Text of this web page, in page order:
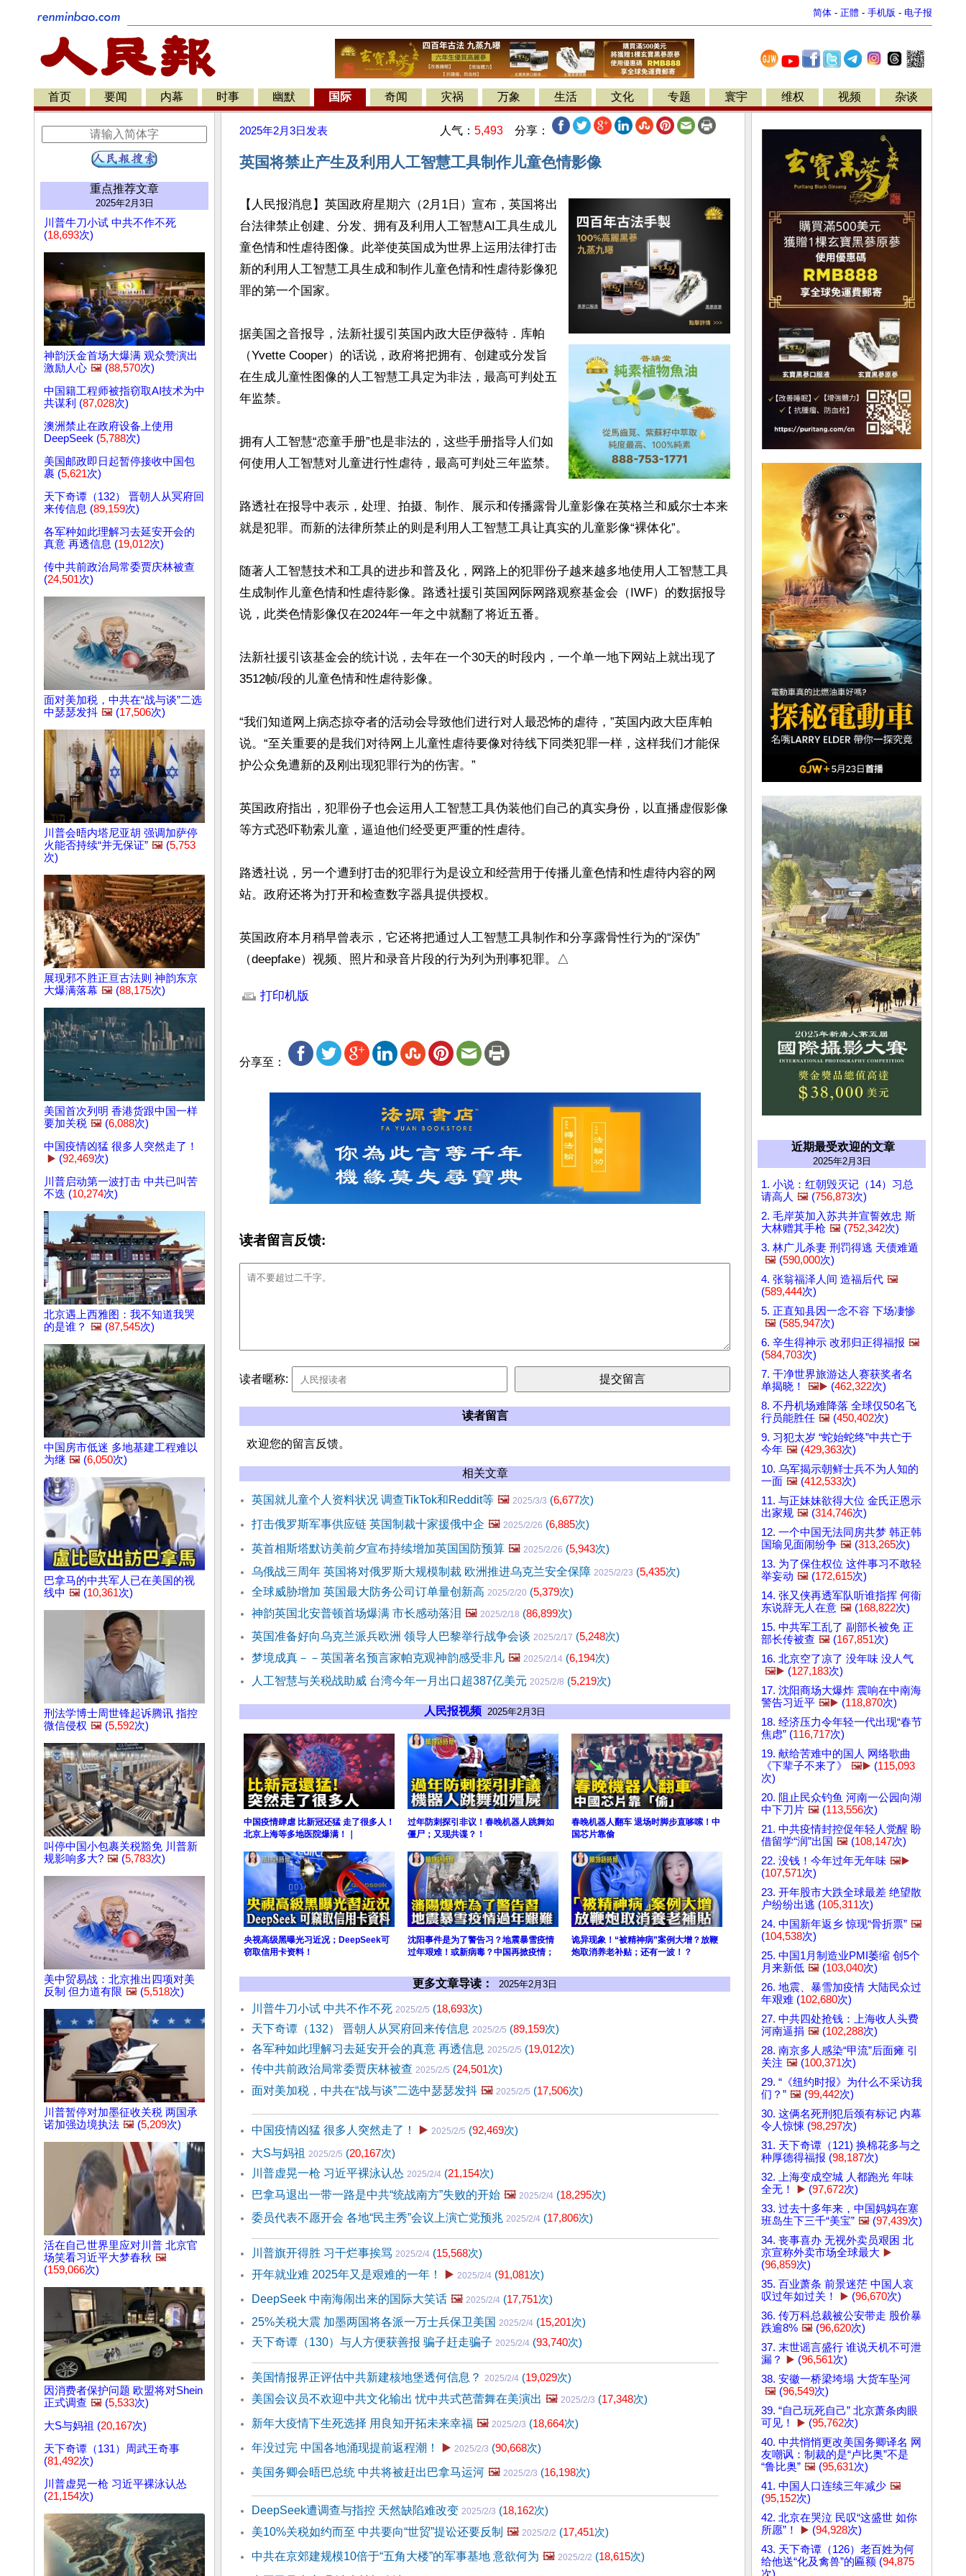
简体 - 正體 - 手机版 - 电子报
首页 要闻 内幕 时事 幽默 国际 奇闻 灾祸 万象 生活 文化 专题 寰宇 维权 视频 杂谈
重点推荐文章
2025年2月3日
川普牛刀小试 中共不作不死
(18,693次)
神韵沃金首场大爆满 观众赞演出
激励人心 🖼️ (88,570次)
中国籍工程师被指窃取AI技术为中
共谋利 (87,028次)
澳洲禁止在政府设备上使用
DeepSeek (5,788次)
美国邮政即日起暂停接收中国包
裹 (5,621次)
天下奇谭（132） 晋朝人从冥府回
来传信息 (89,159次)
各军种如此理解习去延安开会的
真意 再透信息 (19,012次)
传中共前政治局常委贾庆林被查
(24,501次)
面对美加税，中共在“战与谈”二选
中瑟瑟发抖 🖼️ (17,506次)
川普会晤内塔尼亚胡 强调加萨停
火能否持续“并无保证” 🖼️ (5,753
次)
展现邪不胜正亘古法则 神韵东京
大爆满落幕 🖼️ (88,175次)
美国首次列明 香港货跟中国一样
要加关税 🖼️ (6,088次)
中国疫情凶猛 很多人突然走了！
▶️ (92,469次)
川普启动第一波打击 中共已叫苦
不迭 (10,274次)
北京遇上西雅图：我不知道我哭
的是谁？ 🖼️ (87,545次)
中国房市低迷 多地基建工程难以
为继 🖼️ (6,050次)
巴拿马的中共军人已在美国的视
线中 🖼️ (10,361次)
刑法学博士周世锋起诉腾讯 指控
微信侵权 🖼️ (5,592次)
叫停中国小包裹关税豁免 川普新
规影响多大? 🖼️ (5,783次)
美中贸易战：北京推出四项对美
反制 但力道有限 🖼️ (5,518次)
川普暂停对加墨征收关税 两国承
诺加强边境执法 🖼️ (5,209次)
活在自己世界里应对川普 北京官
场笑看习近平大梦春秋 🖼️
(159,066次)
因消费者保护问题 欧盟将对Shein
正式调查 🖼️ (5,533次)
大S与妈祖 (20,167次)
天下奇谭（131）周武王奇事
(81,492次)
川普虚晃一枪 习近平裸泳认怂
(21,154次)
2025年2月3日 发表 人气： 5,493 分享：
英国将禁止产生及利用人工智慧工具制作儿童色情影像
【人民报消息】英国政府星期六（2月1日）宣布，英国将出
台法律禁止创建、分发、拥有及利用人工智慧AI工具生成儿
童色情和性虐待图像。此举使英国成为世界上运用法律打击
新的利用人工智慧工具生成和制作儿童色情和性虐待影像犯
罪的第一个国家。
据美国之音报导，法新社援引英国内政大臣伊薇特．库帕
（Yvette Cooper）的话说，政府将把拥有、创建或分发旨
在生成儿童性图像的人工智慧工具定为非法，最高可判处五
年监禁。
拥有人工智慧“恋童手册”也是非法的，这些手册指导人们如
何使用人工智慧对儿童进行性虐待，最高可判处三年监禁。
路透社在报导中表示，处理、拍摄、制作、展示和传播露骨儿童影像在英格兰和威尔士本来
就是犯罪。而新的法律所禁止的则是利用人工智慧工具让真实的儿童影像“裸体化”。
随著人工智慧技术和工具的进步和普及化，网路上的犯罪份子越来越多地使用人工智慧工具
生成制作儿童色情和性虐待影像。路透社援引英国网际网路观察基金会（IWF）的数据报导
说，此类色情影像仅在2024年一年之中就翻了将近五番。
法新社援引该基金会的统计说，去年在一个30天的时段内，一个单一地下网站上就出现了
3512帧/段的儿童色情和性虐待影像。
“我们知道网上病态掠夺者的活动会导致他们进行对人最恐怖的虐待，”英国内政大臣库帕
说。“至关重要的是我们对待网上儿童性虐待要像对待线下同类犯罪一样，这样我们才能保
护公众免遭新的及刚出现犯罪行为的伤害。”
英国政府指出，犯罪份子也会运用人工智慧工具伪装他们自己的真实身份，以直播虚假影像
等方式恐吓勒索儿童，逼迫他们经受更严重的性虐待。
路透社说，另一个遭到打击的犯罪行为是设立和经营用于传播儿童色情和性虐待内容的网
站。政府还将为打开和检查数字器具提供授权。
英国政府本月稍早曾表示，它还将把通过人工智慧工具制作和分享露骨性行为的“深伪”
（deepfake）视频、照片和录音片段的行为列为刑事犯罪。△
打印机版
分享至：
读者留言反馈:
读者暱称:
读者留言
欢迎您的留言反馈。
相关文章
英国就儿童个人资料状况 调查TikTok和Reddit等 🖼️ 2025/3/3 (6,677次)
打击俄罗斯军事供应链 英国制裁十家援俄中企 🖼️ 2025/2/26 (6,885次)
英首相斯塔默访美前夕宣布持续增加英国国防预算 🖼️ 2025/2/26 (5,943次)
乌俄战三周年 英国将对俄罗斯大规模制裁 欧洲推进乌克兰安全保障 2025/2/23 (5,435次)
全球威胁增加 英国最大防务公司订单量创新高 2025/2/20 (5,379次)
神韵英国北安普顿首场爆满 市长感动落泪 🖼️ 2025/2/18 (86,899次)
英国准备好向乌克兰派兵欧洲 领导人巴黎举行战争会谈 2025/2/17 (5,248次)
梦境成真－－英国著名预言家帕克观神韵感受非凡 🖼️ 2025/2/14 (6,194次)
人工智慧与关税战助威 台湾今年一月出口超387亿美元 2025/2/8 (5,219次)
人民报视频 2025年2月3日
中国疫情肆虐 比新冠还猛 走了很多人！
北京上海等多地医院爆满！｜
过年防刺探引非议！春晚机器人跳舞如
僵尸；又现共谍？！
春晚机器人翻车 退场时脚步直哆嗦！中
国芯片靠偷
央视高级黑曝光习近况；DeepSeek可
窃取信用卡资料！
沈阳事件是为了警告习？地震暴雪疫情
过年艰难！或新病毒？中国再掀疫情；
诡异现象！“被精神病”案例大增？放鞭
炮取消养老补贴；还有一波！？
更多文章导读： 2025年2月3日
川普牛刀小试 中共不作不死 2025/2/5 (18,693次)
天下奇谭（132） 晋朝人从冥府回来传信息 2025/2/5 (89,159次)
各军种如此理解习去延安开会的真意 再透信息 2025/2/5 (19,012次)
传中共前政治局常委贾庆林被查 2025/2/5 (24,501次)
面对美加税，中共在“战与谈”二选中瑟瑟发抖 🖼️ 2025/2/5 (17,506次)
中国疫情凶猛 很多人突然走了！ ▶️ 2025/2/5 (92,469次)
大S与妈祖 2025/2/5 (20,167次)
川普虚晃一枪 习近平裸泳认怂 2025/2/4 (21,154次)
巴拿马退出一带一路是中共“统战南方”失败的开始 🖼️ 2025/2/4 (18,295次)
委员代表不愿开会 各地“民主秀”会议上演亡党预兆 2025/2/4 (17,806次)
川普旗开得胜 习干烂事挨骂 2025/2/4 (15,568次)
开年就业难 2025年又是艰难的一年！
▶️ 2025/2/4 (91,081次)
DeepSeek 中南海闹出来的国际大笑话 🖼️ 2025/2/4 (17,751次)
25%关税大震 加墨两国将各派一万士兵保卫美国 2025/2/4 (15,201次)
天下奇谭（130）与人方便获善报 骗子赶走骗子 2025/2/4 (93,740次)
美国情报界正评估中共新建核地堡透何信息？ 2025/2/4 (19,029次)
美国会议员不欢迎中共文化输出 忧中共式芭蕾舞在美演出 🖼️ 2025/2/3 (17,348次)
新年大疫情下生死选择 用良知开拓未来幸福 🖼️ 2025/2/3 (18,664次)
年没过完 中国各地涌现提前返程潮！
▶️ 2025/2/3 (90,668次)
美国务卿会晤巴总统 中共将被赶出巴拿马运河 🖼️ 2025/2/3 (16,198次)
DeepSeek遭调查与指控 天然缺陷难改变 2025/2/3 (18,162次)
美10%关税如约而至 中共要向“世贸”提讼还要反制 🖼️ 2025/2/2 (17,451次)
中共在京郊建规模10倍于“五角大楼”的军事基地 意欲何为 🖼️ 2025/2/2 (18,615次)
近期最受欢迎的文章
2025年2月3日
1. 小说：红朝毁灭记（14）习总
请高人 🖼️ (756,873次)
2. 毛岸英加入苏共并宣誓效忠 斯
大林赠其手枪 🖼️ (752,342次)
3. 林广儿杀妻 刑罚得逃 天债难遁
🖼️ (590,000次)
4. 张翁福泽人间 造福后代 🖼️
(589,444次)
5. 正直知县因一念不容 下场凄惨
🖼️ (585,947次)
6. 辛生得神示 改邪归正得福报 🖼️
(584,703次)
7. 干净世界旅游达人赛获奖者名
单揭晓！
🖼️▶️ (462,322次)
8. 不丹机场难降落 全球仅50名飞
行员能胜任 🖼️ (450,402次)
9. 习犯太岁 “蛇始蛇终”中共亡于
今年 🖼️ (429,363次)
10. 乌军揭示朝鲜士兵不为人知的
一面 🖼️ (412,533次)
11. 与正妹妹欲得大位 金氏正恩示
出家规 🖼️ (314,746次)
12. 一个中国无法同房共梦 韩正韩
国瑜见面闹纷争 🖼️ (313,265次)
13. 为了保住权位 这件事习不敢轻
举妄动 🖼️ (172,615次)
14. 张又侠再透军队听谁指挥 何衞
东说辞无人在意 🖼️ (168,822次)
15. 中共军工乱了 副部长被免 正
部长传被查 🖼️ (167,851次)
16. 北京空了凉了 没年味 没人气
🖼️▶️ (127,183次)
17. 沈阳商场大爆炸 震响在中南海
警告习近平 🖼️▶️ (118,870次)
18. 经济压力令年轻一代出现“春节
焦虑” (116,717次)
19. 献给苦难中的国人 网络歌曲
《下辈子不来了》
🖼️▶️ (115,093
次)
20. 阻止民众钓鱼 河南一公园向湖
中下刀片 🖼️ (113,556次)
21. 中共疫情封控促年轻人觉醒 盼
借留学“润”出国 🖼️ (108,147次)
22. 没钱！今年过年无年味 🖼️▶️
(107,571次)
23. 开年股市大跌全球最差 绝望散
户纷纷出逃 (105,311次)
24. 中国新年返乡 惊现“骨折票” 🖼️
(104,538次)
25. 中国1月制造业PMI萎缩 创5个
月来新低 🖼️ (103,040次)
26. 地震、暴雪加疫情 大陆民众过
年艰难 (102,680次)
27. 中共四处抢钱：上海收人头费
河南逼捐 🖼️ (102,288次)
28. 南京多人感染“甲流”后面瘫 引
关注 🖼️ (100,371次)
29. “《纽约时报》为什么不采访我
们？” 🖼️ (99,442次)
30. 这俩名死刑犯后颈有标记 内幕
令人惊悚 (98,297次)
31. 天下奇谭（121) 换棉花多与之
种厚德得福报 (98,187次)
32. 上海变成空城 人都跑光 年味
全无！
▶️ (97,672次)
33. 过去十多年来，中国妈妈在塞
班岛生下三千“美宝” 🖼️ (97,439次)
34. 丧事喜办 无视外卖员艰困 北
京宣称外卖市场全球最大 ▶️
(96,859次)
35. 百业萧条 前景迷茫 中国人哀
叹过年如过关！
▶️ (96,670次)
36. 传万科总裁被公安带走 股价暴
跌逾8% 🖼️ (96,620次)
37. 末世谣言盛行 谁说天机不可泄
漏？
▶️ (96,561次)
38. 安徽一桥梁垮塌 大货车坠河
🖼️ (96,549次)
39. “自己玩死自己” 北京萧条肉眼
可见！
▶️ (95,762次)
40. 中共悄悄更改美国务卿译名 网
友嘲讽：制裁的是“卢比奥”不是
“鲁比奥” 🖼️ (95,631次)
41. 中国人口连续三年减少 🖼️
(95,152次)
42. 北京在哭泣 民叹“这盛世 如你
所愿”！
▶️ (94,928次)
43. 天下奇谭（126）老百姓为何
给他送“化及禽兽”的匾额 (94,875
次)